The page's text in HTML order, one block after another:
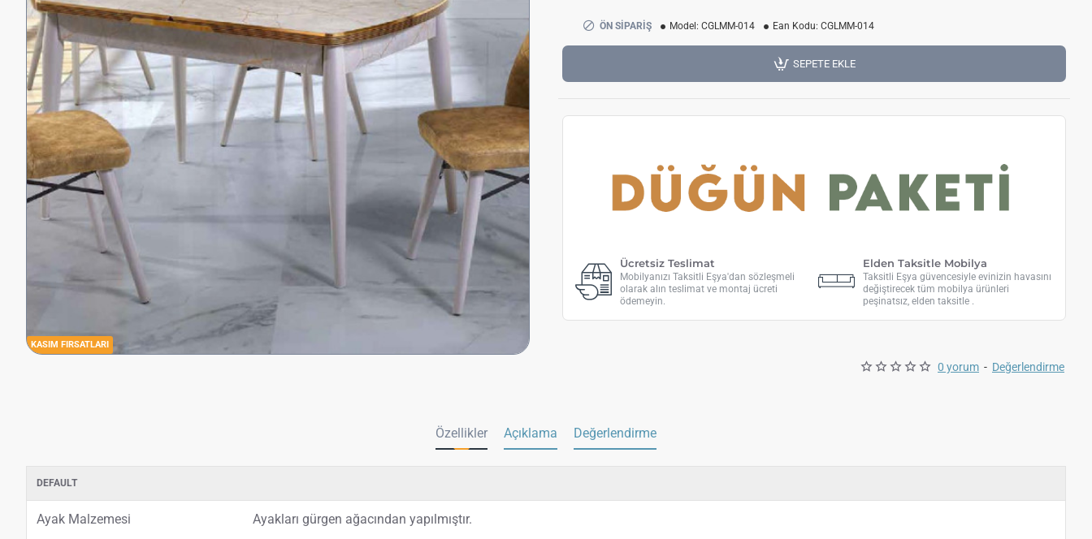
KASIM FIRSATLARI
0 yorum - Değerlendirme
ÖN SIPARIŞ Model: CGLMM-014 Ean Kodu: CGLMM-014
SEPETE EKLE
Ücretsiz Teslimat
Mobilyanızı Taksitli Eşya'dan sözleşmeli
olarak alın teslimat ve montaj ücreti
ödemeyin.
Elden Taksitle Mobilya
Taksitli Eşya güvencesiyle evinizin havasını
değiştirecek tüm mobilya ürünleri
peşinatsız, elden taksitle .
Özellikler Açıklama Değerlendirme
DEFAULT
Ayak Malzemesi Ayakları gürgen ağacından yapılmıştır.